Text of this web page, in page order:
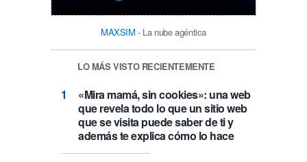
MAXSIM - La nube agéntica
LO MÁS VISTO RECIENTEMENTE
«Mira mamá, sin cookies»: una web
que revela todo lo que un sitio web
que se visita puede saber de ti y
además te explica cómo lo hace